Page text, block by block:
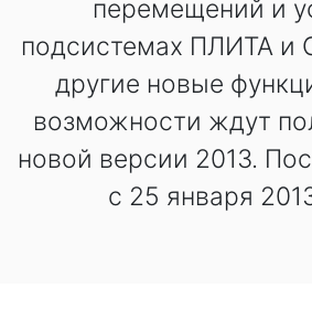
перемещений и
подсистемах ПЛИТА и
другие новые
возможности ждут
новой версии 2013.
с 25 января